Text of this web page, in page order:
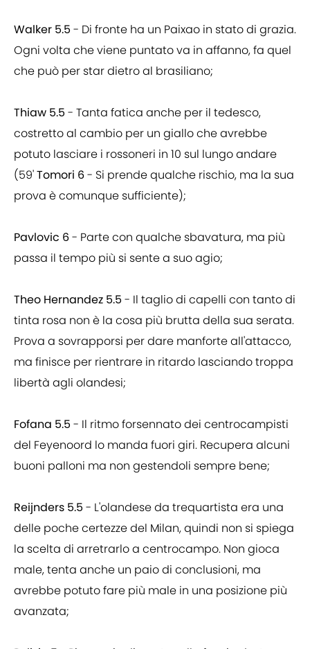
Walker 5.5 - Di fronte ha un Paixao in stato di grazia.
Ogni volta che viene puntato va in affanno, fa quel
che può per star dietro al brasiliano;
Thiaw 5.5 - Tanta fatica anche per il tedesco,
costretto al cambio per un giallo che avrebbe
potuto lasciare i rossoneri in 10 sul lungo andare
(59'Tomori 6- Si prende qualche rischio, ma la sua
prova è comunque sufficiente);
Pavlovic 6- Parte con qualche sbavatura, ma più
passa il tempo più si sente a suo agio;
Theo Hernandez 5.5 - Il taglio di capelli con tanto di
tinta rosa non è la cosa più brutta della sua serata.
Prova a sovrapporsi per dare manforte all'attacco,
ma finisce per rientrare in ritardo lasciando troppa
libertà agli olandesi;
Fofana 5.5 - Il ritmo forsennato dei centrocampisti
del Feyenoord lo manda fuori giri. Recupera alcuni
buoni palloni ma non gestendoli sempre bene;
Reijnders 5.5 - L'olandese da trequartista era una
delle poche certezze del Milan, quindi non si spiega
la scelta di arretrarlo a centrocampo. Non gioca
male, tenta anche un paio di conclusioni, ma
avrebbe potuto fare più male in una posizione più
avanzata;